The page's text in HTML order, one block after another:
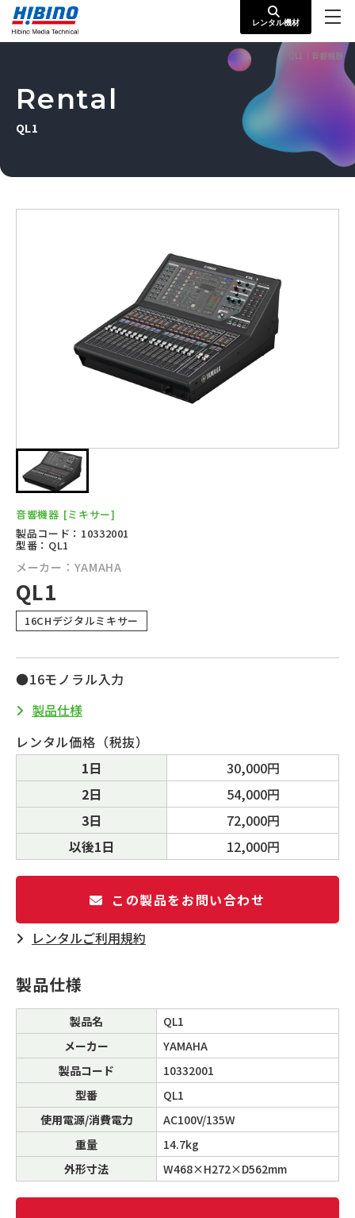
レンタル機材
QL1｜音響機器
Rental
QL1
音響機器 [ミキサー]
製品コード：10332001
型番：QL1
メーカー：YAMAHA
QL1
16CHデジタルミキサー
●16モノラル入力
製品仕様
レンタル価格（税抜）
1日
30,000円
2日
54,000円
3日
72,000円
以後1日
12,000円
この製品をお問い合わせ
レンタルご利⽤規約
製品仕様
製品名
QL1
メーカー
YAMAHA
製品コード
10332001
型番
QL1
使用電源/消費電力
AC100V/135W
重量
14.7kg
外形寸法
W468×H272×D562mm